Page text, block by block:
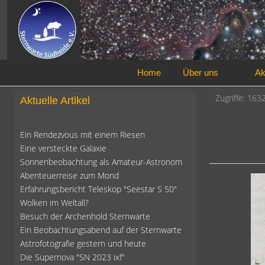
Home Über uns
Aktuelle Artikel
Ein Rendezvous mit einem Riesen
Eine versteckte Galaxie
Sonnenbeobachtung als Amateur-Astronom
Abenteuerreise zum Mond
Erfahrungsbericht Teleskop "Seestar S 50"
Wolken im Weltall?
Besuch der Archenhold Sternwarte
Ein Beobachtungsabend auf der Sternwarte
Astrofotografie gestern und heute
Die Supernova "SN 2023 ixf"
Zugriffe: 1632